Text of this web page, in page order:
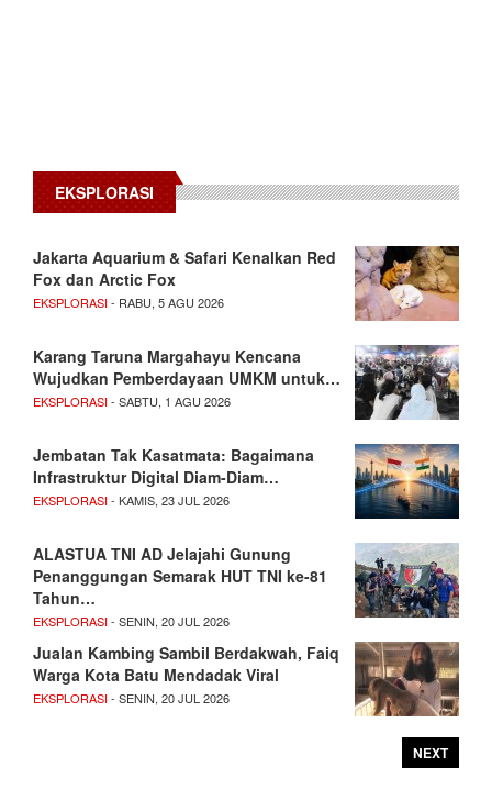
EKSPLORASI
Jakarta Aquarium & Safari Kenalkan Red
Fox dan Arctic Fox
EKSPLORASI- RABU, 5 AGU 2026
Karang Taruna Margahayu Kencana
Wujudkan Pemberdayaan UMKM untuk…
EKSPLORASI- SABTU, 1 AGU 2026
Jembatan Tak Kasatmata: Bagaimana
Infrastruktur Digital Diam-Diam…
EKSPLORASI- KAMIS, 23 JUL 2026
ALASTUA TNI AD Jelajahi Gunung
Penanggungan Semarak HUT TNI ke-81
Tahun…
EKSPLORASI- SENIN, 20 JUL 2026
Jualan Kambing Sambil Berdakwah, Faiq
Warga Kota Batu Mendadak Viral
EKSPLORASI- SENIN, 20 JUL 2026
NEXT